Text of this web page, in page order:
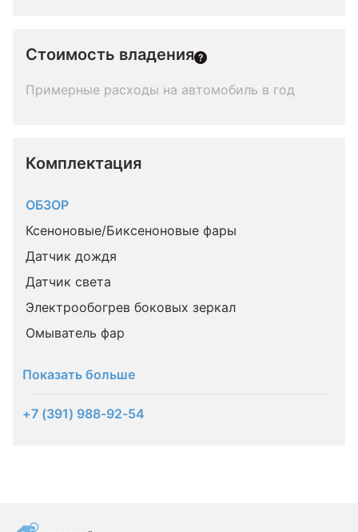
Стоимость владения
Примерные расходы на автомобиль в год
Комплектация
ОБЗОР
Ксеноновые/Биксеноновые фары
Датчик дождя
Датчик света
Электрообогрев боковых зеркал
Омыватель фар
Показать больше
+7 (391) 988-92-54